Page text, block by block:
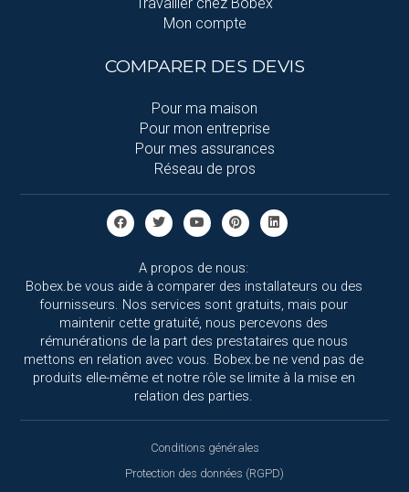
Travailler chez Bobex
Mon compte
COMPARER DES DEVIS
Pour ma maison
Pour mon entreprise
Pour mes assurances
Réseau de pros
A propos de nous:
Bobex.be vous aide à comparer des installateurs ou des
fournisseurs. Nos services sont gratuits, mais pour
maintenir cette gratuité, nous percevons des
rémunérations de la part des prestataires que nous
mettons en relation avec vous. Bobex.be ne vend pas de
produits elle-même et notre rôle se limite à la mise en
relation des parties.
Conditions générales
Protection des données (RGPD)